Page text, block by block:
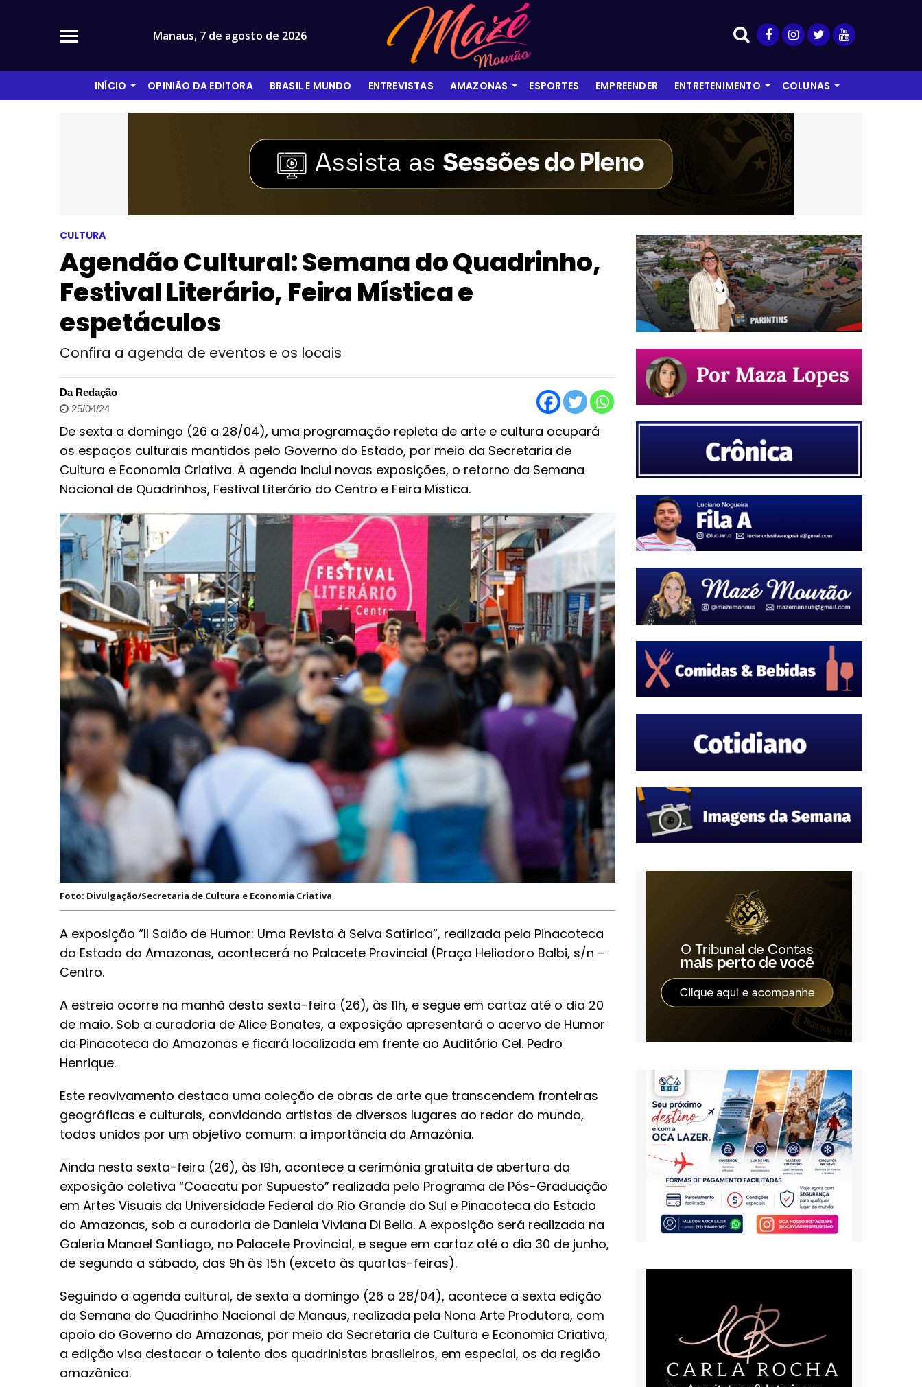
Manaus, 7 de agosto de 2026
INÍCIO OPINIÃO DA EDITORA BRASIL E MUNDO ENTREVISTAS AMAZONAS ESPORTES EMPREENDER ENTRETENIMENTO COLUNAS
CULTURA
Agendão Cultural: Semana do Quadrinho,
Festival Literário, Feira Mística e
espetáculos
Confira a agenda de eventos e os locais
Da Redação
25/04/24
De sexta a domingo (26 a 28/04), uma programação repleta de arte e cultura ocupará
os espaços culturais mantidos pelo Governo do Estado, por meio da Secretaria de
Cultura e Economia Criativa. A agenda inclui novas exposições, o retorno da Semana
Nacional de Quadrinhos, Festival Literário do Centro e Feira Mística.
Foto: Divulgação/Secretaria de Cultura e Economia Criativa
A exposição “II Salão de Humor: Uma Revista à Selva Satírica”, realizada pela Pinacoteca
do Estado do Amazonas, acontecerá no Palacete Provincial (Praça Heliodoro Balbi, s/n –
Centro.
A estreia ocorre na manhã desta sexta-feira (26), às 11h, e segue em cartaz até o dia 20
de maio. Sob a curadoria de Alice Bonates, a exposição apresentará o acervo de Humor
da Pinacoteca do Amazonas e ficará localizada em frente ao Auditório Cel. Pedro
Henrique.
Este reavivamento destaca uma coleção de obras de arte que transcendem fronteiras
geográficas e culturais, convidando artistas de diversos lugares ao redor do mundo,
todos unidos por um objetivo comum: a importância da Amazônia.
Ainda nesta sexta-feira (26), às 19h, acontece a cerimônia gratuita de abertura da
exposição coletiva “Coacatu por Supuesto” realizada pelo Programa de Pós-Graduação
em Artes Visuais da Universidade Federal do Rio Grande do Sul e Pinacoteca do Estado
do Amazonas, sob a curadoria de Daniela Viviana Di Bella. A exposição será realizada na
Galeria Manoel Santiago, no Palacete Provincial, e segue em cartaz até o dia 30 de junho,
de segunda a sábado, das 9h às 15h (exceto às quartas-feiras).
Seguindo a agenda cultural, de sexta a domingo (26 a 28/04), acontece a sexta edição
da Semana do Quadrinho Nacional de Manaus, realizada pela Nona Arte Produtora, com
apoio do Governo do Amazonas, por meio da Secretaria de Cultura e Economia Criativa,
a edição visa destacar o talento dos quadrinistas brasileiros, em especial, os da região
amazônica.